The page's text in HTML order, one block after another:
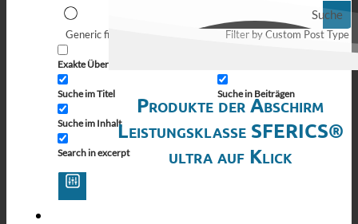
Suche
Generic filters
Exakte Übereinstimmung
Suche im Titel
Suche im Inhalt
Search in excerpt
Filter by Custom Post Type
Suche in Beiträgen
Produkte der Abschirm
Leistungsklasse SFERICS®
ultra auf Klick